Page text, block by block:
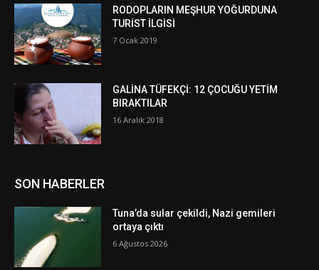
RODOPLARIN MEŞHUR YOĞURDUNA
TURİST İLGİSİ
7 Ocak 2019
GALİNA TÜFEKÇİ: 12 ÇOCUĞU YETİM
BIRAKTILAR
16 Aralık 2018
SON HABERLER
Tuna’da sular çekildi, Nazi gemileri
ortaya çıktı
6 Ağustos 2026